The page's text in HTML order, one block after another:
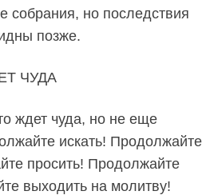
собрания, но последствия
позже.
ЧУДА
ждет чуда, но не еще
искать! Продолжайте
просить! Продолжайте
выходить на молитву!